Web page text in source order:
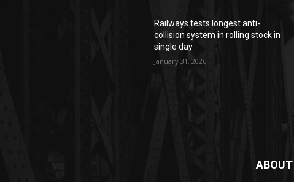
Railways tests longest anti-
collision system in rolling stock in
single day
January 31, 2026